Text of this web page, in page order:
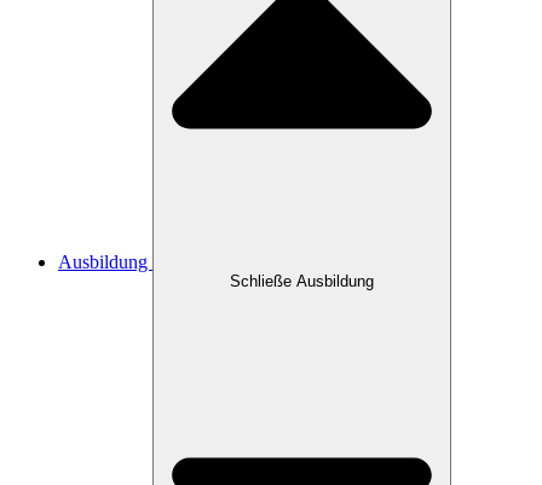
Ausbildung
Schließe Ausbildung